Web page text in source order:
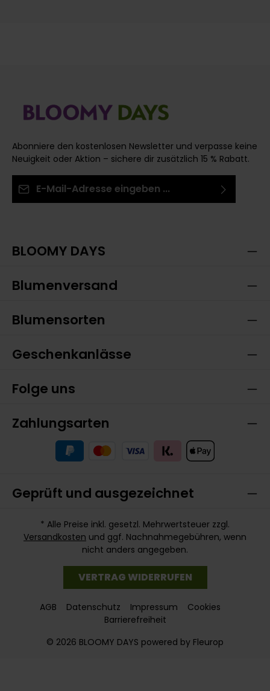
Abonniere den kostenlosen Newsletter und verpasse keine
Neuigkeit oder Aktion – sichere dir zusätzlich 15 % Rabatt.
BLOOMY DAYS
Blumenversand
Blumensorten
Geschenkanlässe
Folge uns
Zahlungsarten
Geprüft und ausgezeichnet
* Alle Preise inkl. gesetzl. Mehrwertsteuer zzgl.
Versandkosten und ggf. Nachnahmegebühren, wenn
nicht anders angegeben.
© 2026 BLOOMY DAYS powered by Fleurop
VERTRAG WIDERRUFEN
AGB Datenschutz Impressum
Cookies
Barrierefreiheit